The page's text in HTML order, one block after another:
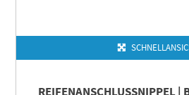
REIFENANSCHLUSSNIPPEL